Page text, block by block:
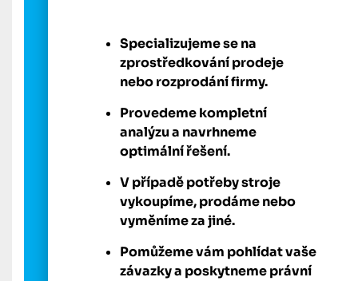
Specializujeme se na
zprostředkování prodeje
nebo rozprodání firmy.
Provedeme kompletní
analýzu a navrhneme
optimální řešení.
V případě potřeby stroje
vykoupíme, prodáme nebo
vyměníme za jiné.
Pomůžeme vám pohlídat vaše
závazky a poskytneme právní